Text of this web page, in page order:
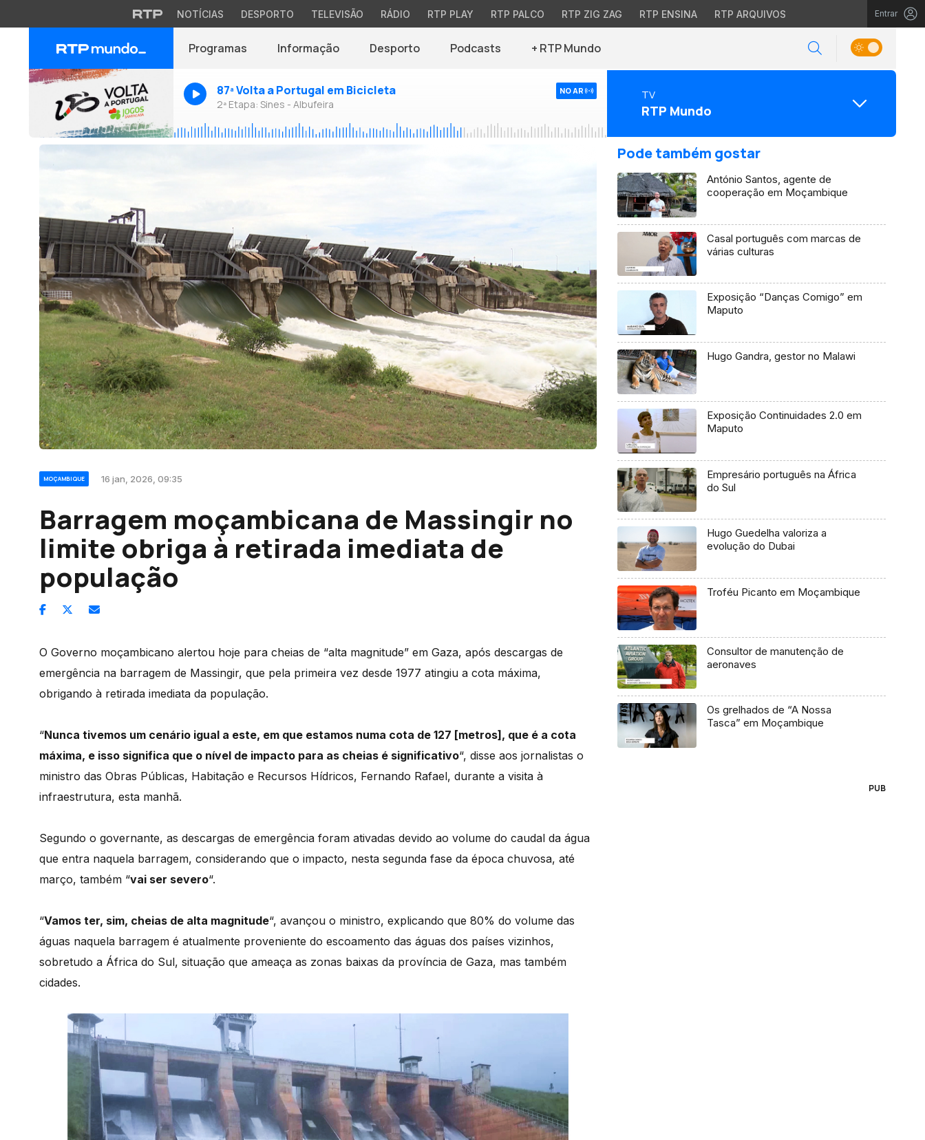
NOTÍCIAS DESPORTO TELEVISÃO RÁDIO RTP PLAY RTP PALCO RTP ZIG ZAG RTP ENSINA RTP ARQUIVOS Entrar
Programas Informação Desporto Podcasts + RTP Mundo
87ª Volta a Portugal em Bicicleta
2ª Etapa: Sines - Albufeira
NO AR TV
RTP Mundo
MOÇAMBIQUE 16 jan, 2026, 09:35
Barragem moçambicana de Massingir no
limite obriga à retirada imediata de
população
O Governo moçambicano alertou hoje para cheias de “alta magnitude” em Gaza, após descargas de
emergência na barragem de Massingir, que pela primeira vez desde 1977 atingiu a cota máxima,
obrigando à retirada imediata da população.
“Nunca tivemos um cenário igual a este, em que estamos numa cota de 127 [metros], que é a cota
máxima, e isso significa que o nível de impacto para as cheias é significativo“, disse aos jornalistas o
ministro das Obras Públicas, Habitação e Recursos Hídricos, Fernando Rafael, durante a visita à
infraestrutura, esta manhã.
Segundo o governante, as descargas de emergência foram ativadas devido ao volume do caudal da água
que entra naquela barragem, considerando que o impacto, nesta segunda fase da época chuvosa, até
março, também “vai ser severo“.
“Vamos ter, sim, cheias de alta magnitude“, avançou o ministro, explicando que 80% do volume das
águas naquela barragem é atualmente proveniente do escoamento das águas dos países vizinhos,
sobretudo a África do Sul, situação que ameaça as zonas baixas da província de Gaza, mas também
cidades.
Pode também gostar
António Santos, agente de
cooperação em Moçambique
Casal português com marcas de
várias culturas
Exposição “Danças Comigo” em
Maputo
Hugo Gandra, gestor no Malawi
Exposição Continuidades 2.0 em
Maputo
Empresário português na África
do Sul
Hugo Guedelha valoriza a
evolução do Dubai
Troféu Picanto em Moçambique
Consultor de manutenção de
aeronaves
Os grelhados de “A Nossa
Tasca” em Moçambique
PUB